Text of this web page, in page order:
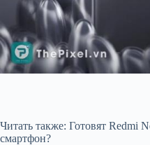
Читать также: Готовят Redmi
смартфон?